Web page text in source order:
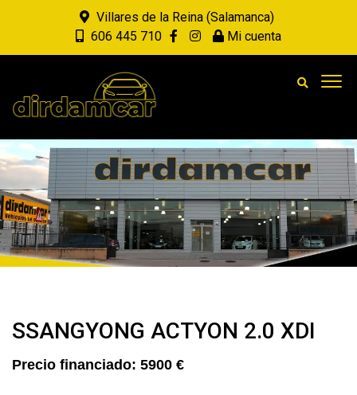
Villares de la Reina (Salamanca)
606 445 710
Mi cuenta
SSANGYONG ACTYON 2.0 XDI
5900 €